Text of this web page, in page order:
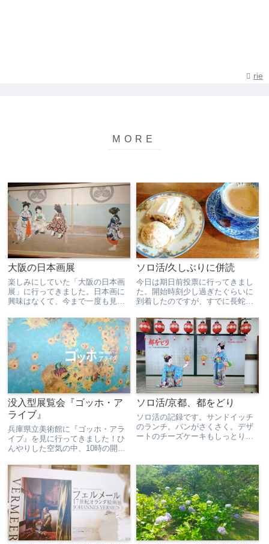
rie
大阪の日本画展
楽しみにしていた「大阪の日本画
展」に行ってきました。日本画に
興味はなくて、今まで一度も見に
よかった！そんなに混んでおらず
ゆっくり見ることができて、説明
文を読みながら1点１点見てたら、
１時間45分滞在してました。...
ソロ活/久しぶりに併読
今日は期日前投票に行ってきまし
た。開始時刻少し過ぎたぐらいに
到着したのですが、すでに長蛇の
で驚きました。無事投票も終え
て、いざソロ活スタート！目的
は、キャロットケーキ。実は、キ
ャロットケーキを食べたことがな
くて...
没入型展覧会『ゴッホ・ア
ライブ』
兵庫県立美術館に『ゴッホ・アラ
イブ』を見に行ってきました！ひ
んやりした空気の中、10時の開館
く。ゴッホが過ごした部屋。写真
や動画OKでした。あらゆる壁に映
像が映し出されます。まだ人は写
っていませんが、すぐいっぱい...
ソロ活/京都、都をどり
ソロ活の記録です。サンドイッチ
のランチ。パンがさくさく。デザ
ートのチーズケーキもしっとりで
から決めていた、ざるそばとミニ
すき焼き丼のセットを注文。ミニ
すき焼き丼は、ミニだけど、豆
腐、...